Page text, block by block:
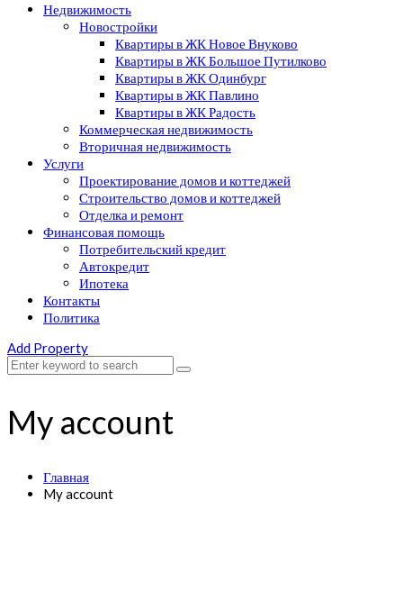
Недвижимость
Новостройки
Квартиры в ЖК Новое Внуково
Квартиры в ЖК Большое Путилково
Квартиры в ЖК Одинбург
Квартиры в ЖК Павлино
Квартиры в ЖК Радость
Коммерческая недвижимость
Вторичная недвижимость
Услуги
Проектирование домов и коттеджей
Строительство домов и коттеджей
Отделка и ремонт
Финансовая помощь
Потребительский кредит
Автокредит
Ипотека
Контакты
Политика
Add Property
My account
Главная
My account